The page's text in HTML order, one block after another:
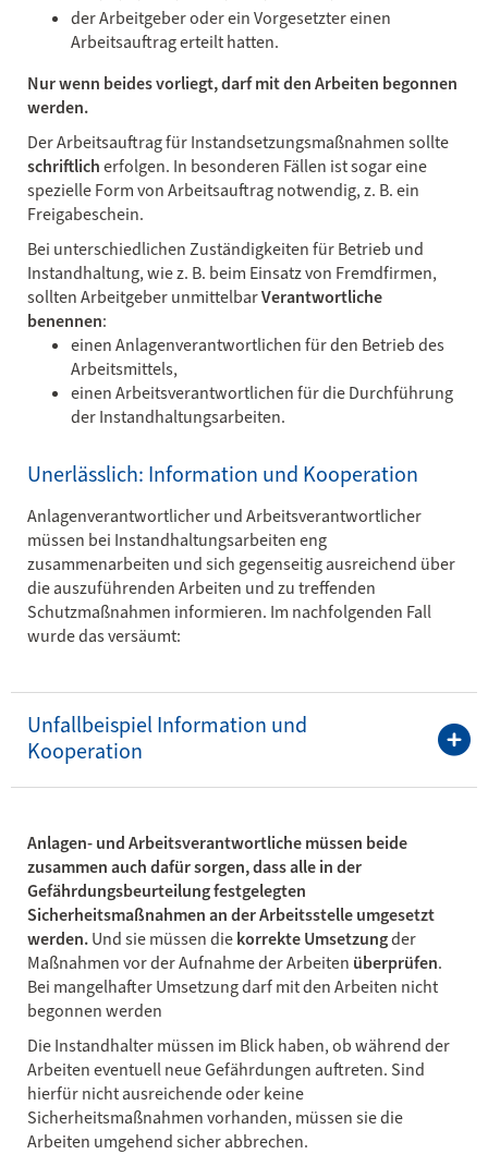
der Arbeitgeber oder ein Vorgesetzter einen
Arbeitsauftrag erteilt hatten.
Nur wenn beides vorliegt, darf mit den Arbeiten begonnen
werden.
Der Arbeitsauftrag für Instandsetzungsmaßnahmen sollte
schriftlicherfolgen. In besonderen Fällen ist sogar eine
spezielle Form von Arbeitsauftrag notwendig, z. B. ein
Freigabeschein.
Bei unterschiedlichen Zuständigkeiten für Betrieb und
Instandhaltung, wie z. B. beim Einsatz von Fremdfirmen,
sollten Arbeitgeber unmittelbarVerantwortliche
benennen:
einen Anlagenverantwortlichen für den Betrieb des
Arbeitsmittels,
einen Arbeitsverantwortlichen für die Durchführung
der Instandhaltungsarbeiten.
Unerlässlich: Information und Kooperation
Anlagenverantwortlicher und Arbeitsverantwortlicher
müssen bei Instandhaltungsarbeiten eng
zusammenarbeiten und sich gegenseitig ausreichend über
die auszuführenden Arbeiten und zu treffenden
Schutzmaßnahmen informieren. Im nachfolgenden Fall
wurde das versäumt:
Unfallbeispiel Information und
Kooperation
Anlagen- und Arbeitsverantwortliche müssen beide
zusammen auch dafür sorgen, dass alle in der
Gefährdungsbeurteilung festgelegten
Sicherheitsmaßnahmen an der Arbeitsstelle umgesetzt
werden.Und sie müssen diekorrekte Umsetzungder
Maßnahmen vor der Aufnahme der Arbeiten überprüfen.
Bei mangelhafter Umsetzung darf mit den Arbeiten nicht
begonnen werden
Die Instandhalter müssen im Blick haben, ob während der
Arbeiten eventuell neue Gefährdungen auftreten. Sind
hierfür nicht ausreichende oder keine
Sicherheitsmaßnahmen vorhanden, müssen sie die
Arbeiten umgehend sicher abbrechen.